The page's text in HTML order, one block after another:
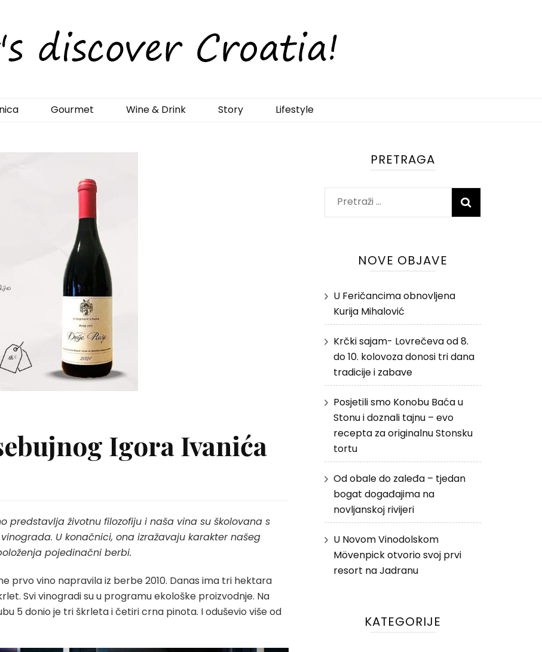
Gourmet Wine & Drink Story Lifestyle
Igora Ivanića
predstavlja životnu filozofiju i naša vina su školovana s
U konačnici, ona izražavaju karakter našeg
pojedinačni berbi.
prvo vino napravila iz berbe 2010. Danas ima tri hektara
Svi vinogradi su u programu ekološke proizvodnje. Na
5 donio je tri škrleta i četiri crna pinota. I oduševio više od
PRETRAGA
Pretraži:
NOVE OBJAVE
U Feričancima obnovljena
Kurija Mihalović
Krčki sajam- Lovrečeva od 8.
do 10. kolovoza donosi tri dana
tradicije i zabave
Posjetili smo Konobu Baća u
Stonu i doznali tajnu – evo
recepta za originalnu Stonsku
tortu
Od obale do zaleđa – tjedan
bogat događajima na
novljanskoj rivijeri
U Novom Vinodolskom
Mövenpick otvorio svoj prvi
resort na Jadranu
KATEGORIJE